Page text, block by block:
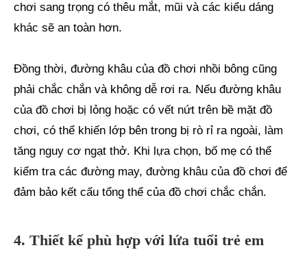
chơi sang trọng có thêu mắt, mũi và các kiểu dáng
khác sẽ an toàn hơn.
Đồng thời, đường khâu của đồ chơi nhồi bông cũng
phải chắc chắn và không dễ rơi ra. Nếu đường khâu
của đồ chơi bị lỏng hoặc có vết nứt trên bề mặt đồ
chơi, có thể khiến lớp bên trong bị rò rỉ ra ngoài, làm
tăng nguy cơ ngạt thở. Khi lựa chọn, bố mẹ có thể
kiểm tra các đường may, đường khâu của đồ chơi để
đảm bảo kết cấu tổng thể của đồ chơi chắc chắn.
4. Thiết kế phù hợp với lứa tuổi trẻ em